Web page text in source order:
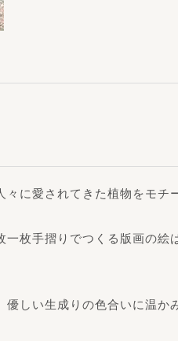
に愛されてきた植物をモチ
一枚手摺りでつくる版画の
しい生成りの色合いに温か